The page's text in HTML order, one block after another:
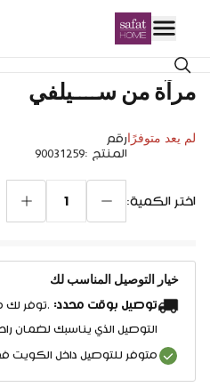
مرآة من ســــيلفي
لم يعد متوفرًارقم
المنتج :
90031259
اختر الكمية: 1
خيار التوصيل المناسب لك
توصيل بوقت محدد: .توفر لك
التوصيل الذي يناسبك لضمان
متوفر للتوصيل داخل الكويت